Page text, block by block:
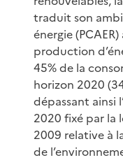
traduit son
énergie
production
45% de la
horizon 2020
dépassant ainsi
2020 fixé par la
2009 relative à
de